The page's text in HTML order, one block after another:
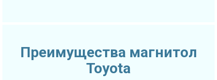
Преимущества магнитол
Toyota